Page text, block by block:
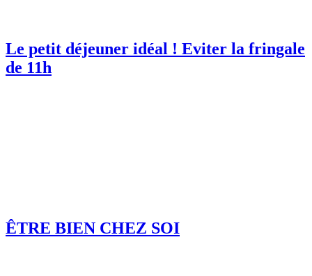
Le petit déjeuner idéal ! Eviter la fringale
de 11h
ÊTRE BIEN CHEZ SOI